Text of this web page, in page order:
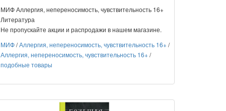
МИФ Аллергия, непереносимость, чувствительность 16+
Литература
Не пропускайте акции и распродажи в нашем магазине.
МИФ/Аллергия, непереносимость, чувствительность 16+ /
Аллергия, непереносимость, чувствительность 16+ /
подобные товары